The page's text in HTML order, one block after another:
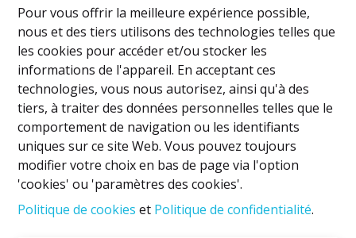
Pour vous offrir la meilleure expérience possible,
nous et des tiers utilisons des technologies telles que
les cookies pour accéder et/ou stocker les
informations de l'appareil. En acceptant ces
technologies, vous nous autorisez, ainsi qu'à des
tiers, à traiter des données personnelles telles que le
comportement de navigation ou les identifiants
uniques sur ce site Web. Vous pouvez toujours
modifier votre choix en bas de page via l'option
'cookies' ou 'paramètres des cookies'.
Politique de cookies et Politique de confidentialité.
À Vendre À Louer
Mentions légales
Titulaire IPI: David GUNEL
Agent immobilier intermédiaire et régisseur